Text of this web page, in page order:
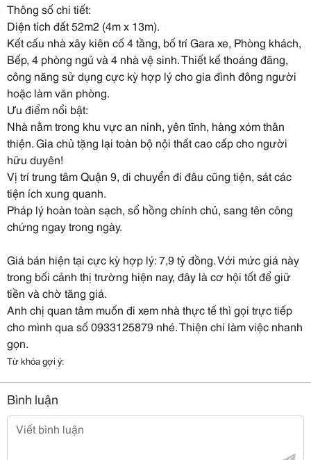
Thông số chi tiết:
Diện tích đất 52m2 (4m x 13m).
Kết cấu nhà xây kiên cố 4 tầng, bố trí Gara xe, Phòng khách,
Bếp, 4 phòng ngủ và 4 nhà vệ sinh. Thiết kế thoáng đãng,
công năng sử dụng cực kỳ hợp lý cho gia đình đông người
hoặc làm văn phòng.
Ưu điểm nổi bật:
Nhà nằm trong khu vực an ninh, yên tĩnh, hàng xóm thân
thiện. Gia chủ tặng lại toàn bộ nội thất cao cấp cho người
hữu duyên!
Vị trí trung tâm Quận 9, di chuyển đi đâu cũng tiện, sát các
tiện ích xung quanh.
Pháp lý hoàn toàn sạch, sổ hồng chính chủ, sang tên công
chứng ngay trong ngày.
Giá bán hiện tại cực kỳ hợp lý: 7,9 tỷ đồng. Với mức giá này
trong bối cảnh thị trường hiện nay, đây là cơ hội tốt để giữ
tiền và chờ tăng giá.
Anh chị quan tâm muốn đi xem nhà thực tế thì gọi trực tiếp
cho mình qua số 0933125879 nhé. Thiện chí làm việc nhanh
gọn.
Từ khóa gợi ý:
Bình luận